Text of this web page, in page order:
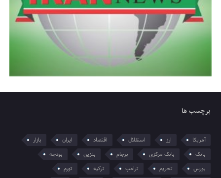
برچسب ها
آمریکا ارز استقلال اقتصاد ایران
بازار
بانک
بانک مرکزی برجام بنزین
بودجه
بورس
تحریم ترامپ ترکیه
تورم